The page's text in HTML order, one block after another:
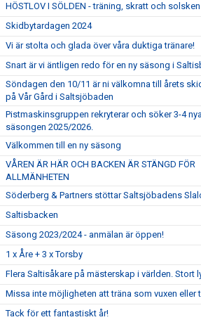
HÖSTLOV I SÖLDEN - träning, skratt och
Skidbytardagen 2024
Vi är stolta och glada över våra duktiga tränare!
Snart är vi äntligen redo för en ny säsong i
Söndagen den 10/11 är ni välkomna till årets
på Vår Gård i Saltsjöbaden
Pistmaskinsgruppen rekryterar och söker 3-4
säsongen 2025/2026.
Välkommen till en ny säsong
VÅREN ÄR HÄR OCH BACKEN ÄR STÄNGD FÖR
ALLMÄNHETEN
Söderberg & Partners stöttar Saltsjöbadens
Saltisbacken
Säsong 2023/2024 - anmälan är öppen!
1 x Åre + 3 x Torsby
Flera Saltisåkare på mästerskap i världen. Stort
Missa inte möjligheten att träna som vuxen eller
Tack för ett fantastiskt år!